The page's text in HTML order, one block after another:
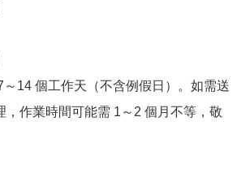
14 個工作天（不含例假日）。如需送
，作業時間可能需 1～2 個月不等，敬